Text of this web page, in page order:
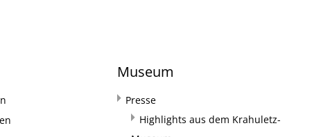
Museum
Presse
Highlights aus dem Krahuletz-